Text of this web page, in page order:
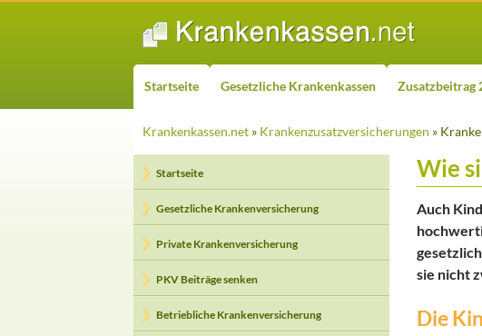
ZUM INHALT SPRINGEN
Startseite Gesetzliche Krankenkassen Zusatzbeitrag
Krankenkassen.net » Krankenzusatzversicherungen »
Wie
Auch
sie nicht
Die
Startseite
Gesetzliche Krankenversicherung
Private Krankenversicherung
PKV Beiträge senken
Betriebliche Krankenversicherung